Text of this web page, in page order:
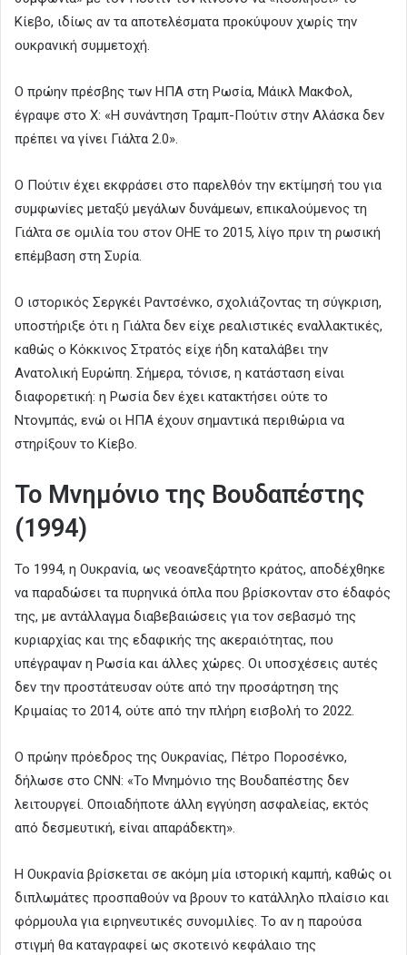
Κίεβο, ιδίως αν τα αποτελέσματα προκύψουν χωρίς την
ουκρανική συμμετοχή.
Ο πρώην πρέσβης των ΗΠΑ στη Ρωσία, Μάικλ ΜακΦολ,
έγραψε στο X: «Η συνάντηση Τραμπ-Πούτιν στην Αλάσκα δεν
πρέπει να γίνει Γιάλτα 2.0».
Ο Πούτιν έχει εκφράσει στο παρελθόν την εκτίμησή του για
συμφωνίες μεταξύ μεγάλων δυνάμεων, επικαλούμενος τη
Γιάλτα σε ομιλία του στον ΟΗΕ το 2015, λίγο πριν τη ρωσική
επέμβαση στη Συρία.
Ο ιστορικός Σεργκέι Ραντσένκο, σχολιάζοντας τη σύγκριση,
υποστήριξε ότι η Γιάλτα δεν είχε ρεαλιστικές εναλλακτικές,
καθώς ο Κόκκινος Στρατός είχε ήδη καταλάβει την
Ανατολική Ευρώπη. Σήμερα, τόνισε, η κατάσταση είναι
διαφορετική: η Ρωσία δεν έχει κατακτήσει ούτε το
Ντονμπάς, ενώ οι ΗΠΑ έχουν σημαντικά περιθώρια να
στηρίξουν το Κίεβο.
Το Μνημόνιο της Βουδαπέστης
(1994)
Το 1994, η Ουκρανία, ως νεοανεξάρτητο κράτος, αποδέχθηκε
να παραδώσει τα πυρηνικά όπλα που βρίσκονταν στο έδαφός
της, με αντάλλαγμα διαβεβαιώσεις για τον σεβασμό της
κυριαρχίας και της εδαφικής της ακεραιότητας, που
υπέγραψαν η Ρωσία και άλλες χώρες. Οι υποσχέσεις αυτές
δεν την προστάτευσαν ούτε από την προσάρτηση της
Κριμαίας το 2014, ούτε από την πλήρη εισβολή το 2022.
Ο πρώην πρόεδρος της Ουκρανίας, Πέτρο Ποροσένκο,
δήλωσε στο CNN: «Το Μνημόνιο της Βουδαπέστης δεν
λειτουργεί. Οποιαδήποτε άλλη εγγύηση ασφαλείας, εκτός
από δεσμευτική, είναι απαράδεκτη».
Η Ουκρανία βρίσκεται σε ακόμη μία ιστορική καμπή, καθώς οι
διπλωμάτες προσπαθούν να βρουν το κατάλληλο πλαίσιο και
φόρμουλα για ειρηνευτικές συνομιλίες. Το αν η παρούσα
στιγμή θα καταγραφεί ως σκοτεινό κεφάλαιο της